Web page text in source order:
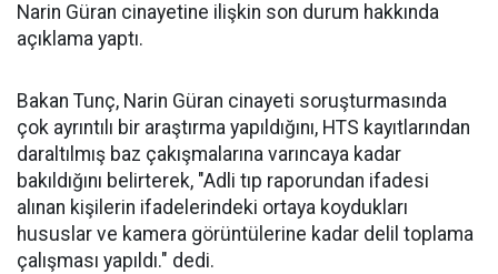
Narin Güran cinayetine ilişkin son durum hakkında
açıklama yaptı.
Bakan Tunç, Narin Güran cinayeti soruşturmasında
çok ayrıntılı bir araştırma yapıldığını, HTS kayıtlarından
daraltılmış baz çakışmalarına varıncaya kadar
bakıldığını belirterek, "Adli tıp raporundan ifadesi
alınan kişilerin ifadelerindeki ortaya koydukları
hususlar ve kamera görüntülerine kadar delil toplama
çalışması yapıldı." dedi.